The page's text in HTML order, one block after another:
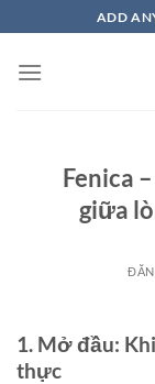
qua
nội
ADD
Fenica
giữa
1. Mở đầu:
thực